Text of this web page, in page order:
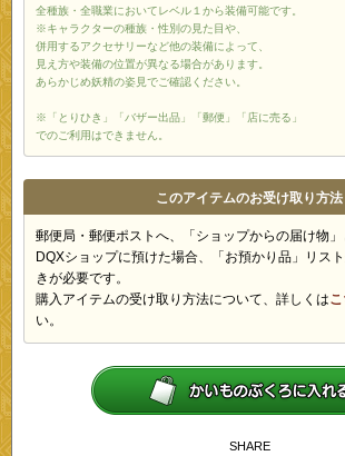
全種族・全職業においてレベル１から装備可能です。
※キャラクターの種族・性別の見た目や、
併用するアクセサリーなど他の装備によって、
見え方や装備の位置が異なる場合があります。
あらかじめ妖精の姿見でご確認ください。
※「とりひき」「バザー出品」「郵便」「店に売る」
でのご利用はできません。
このアイテムのお受け取り方法
郵便局・郵便ポストへ、「ショップからの届け物」
DQXショップに預けた場合、「お預かり品」リス
きが必要です。
購入アイテムの受け取り方法について、詳しくは
い。
SHARE